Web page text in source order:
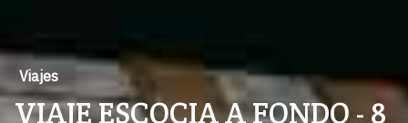
Viajes
VIAJE ESCOCIA A FONDO - 8